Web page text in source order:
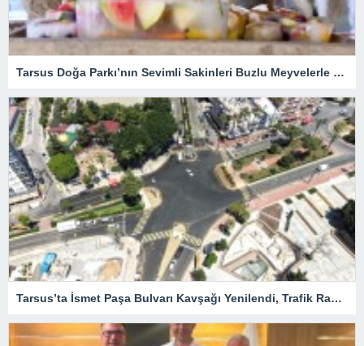
Tarsus Doğa Parkı’nın Sevimli Sakinleri Buzlu Meyvelerle Serinliyor
Tarsus’ta İsmet Paşa Bulvarı Kavşağı Yenilendi, Trafik Rahatladı